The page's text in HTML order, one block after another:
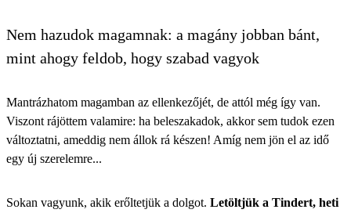
Nem hazudok magamnak: a magány jobban bánt,
mint ahogy feldob, hogy szabad vagyok
Mantrázhatom magamban az ellenkezőjét, de attól még így van.
Viszont rájöttem valamire: ha beleszakadok, akkor sem tudok ezen
változtatni, ameddig nem állok rá készen! Amíg nem jön el az idő
egy új szerelemre...
Sokan vagyunk, akik erőltetjük a dolgot. Letöltjük a Tindert, heti